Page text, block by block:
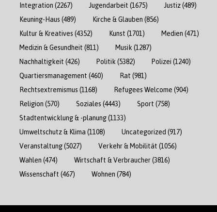
Integration (2267) Jugendarbeit (1675) Justiz(489)
Keuning-Haus (489) Kirche & Glauben (856)
Kultur & Kreatives (4352) Kunst (1701) Medien (471)
Medizin & Gesundheit (811) Musik (1287)
Nachhaltigkeit (426) Politik (5382) Polizei (1240)
Quartiersmanagement (460) Rat (981)
Rechtsextremismus (1168) Refugees Welcome (904)
Religion (570) Soziales (4443) Sport (758)
Stadtentwicklung & -planung(1133)
Umweltschutz & Klima (1108) Uncategorized (917)
Veranstaltung(5027) Verkehr & Mobilität (1056)
Wahlen (474) Wirtschaft & Verbraucher(3816)
Wissenschaft (467) Wohnen (784)